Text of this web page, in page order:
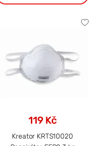
119 Kč
Kreator KRTS10020